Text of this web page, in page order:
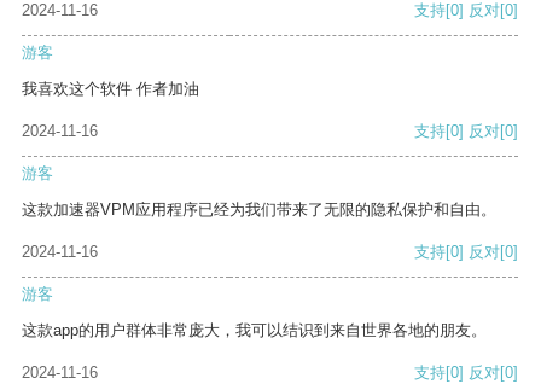
2024-11-16 支持[0] 反对[0]
游客
我喜欢这个软件 作者加油
2024-11-16 支持[0] 反对[0]
游客
这款加速器VPM应用程序已经为我们带来了无限的隐私保护和自由。
2024-11-16 支持[0] 反对[0]
游客
这款app的用户群体非常庞大，我可以结识到来自世界各地的朋友。
2024-11-16 支持[0] 反对[0]